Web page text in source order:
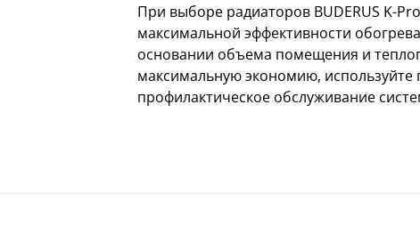
При выборе радиаторов BUDERUS K-
максимальной эффективности
основании объема помещения и
максимальную экономию,
профилактическое обслуживание